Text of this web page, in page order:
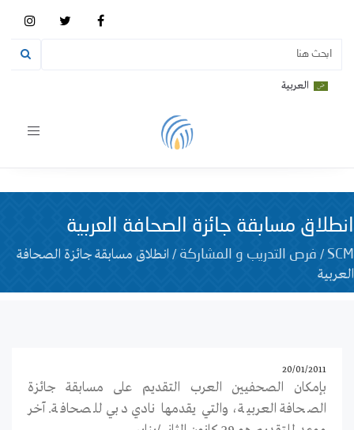
العربية
Toggle
انطلاق مسابقة جائزة الصحافة العربية
SCM
/ فرص التدريب و المشاركة / انطلاق مسابقة جائزة الصحافة
العربية
20/01/2011
بإمكان الصحفيين العرب التقديم على مسابقة جائزة
الصحافة العربية، والتي يقدمها نادي دبي للصحافة. آخر